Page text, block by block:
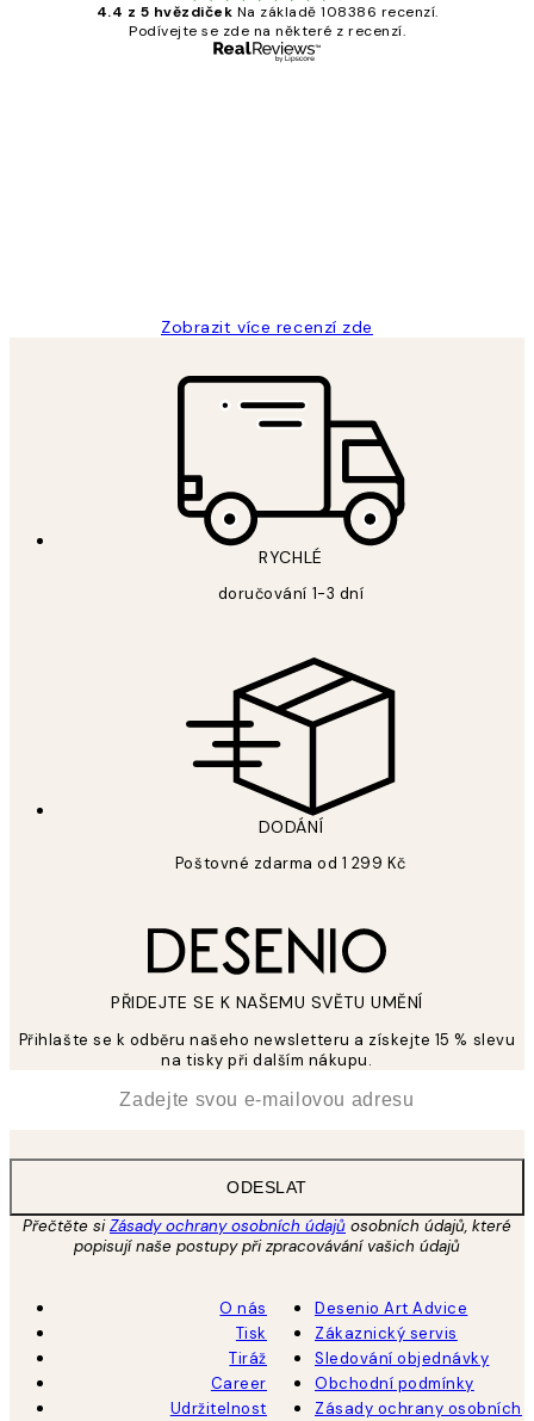
4.4 z 5 hvězdiček Na základě 108386 recenzí.
Podívejte se zde na některé z recenzí.
Zobrazit více recenzí zde
RYCHLÉ
doručování 1-3 dní
DODÁNÍ
Poštovné zdarma od 1 299 Kč
PŘIDEJTE SE K NAŠEMU SVĚTU UMĚNÍ
Přihlašte se k odběru našeho newsletteru a získejte 15 % slevu
na tisky při dalším nákupu.
ODESLAT
Přečtěte siZásady ochrany osobních údajů osobních údajů, které
popisují naše postupy při zpracovávání vašich údajů
O nás
Tisk
Tiráž
Career
Udržitelnost
Desenio Art Advice
Zákaznický servis
Sledování objednávky
Obchodní podmínky
Zásady ochrany osobních